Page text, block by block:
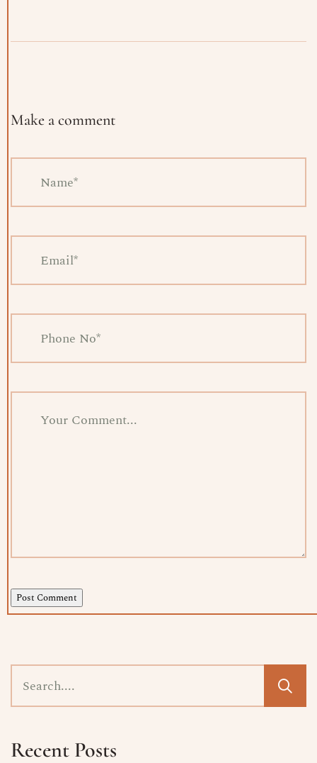
Make a comment
Post Comment
Recent Posts